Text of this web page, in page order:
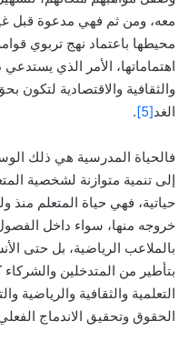
معه، ومن ثم فهي مدعوة قبل
محيطها باعتماد نهج تربوي
اهتماماتها، الأمر الذي
والثقافية والاقتصادية لتكون
الغد[5]
.
فالحياة المدرسية هي ذلك
إلى تنمية متوازنة لشخصية
حياتية، فهي حياة المتعلم
خروجه منها، سواء داخل الفصول
بالملاعب الرياضية، بل حتى
بتأطير من المتدخلين والشركاء
التعلمية والثقافية والرياضية
الحقوق وتحقيق الاندماج